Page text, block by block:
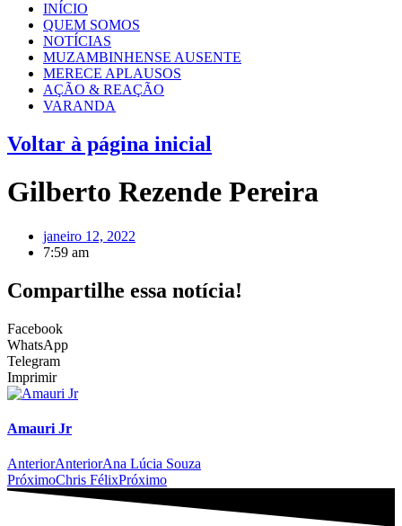
INÍCIO
QUEM SOMOS
NOTÍCIAS
MUZAMBINHENSE AUSENTE
MERECE APLAUSOS
AÇÃO & REAÇÃO
VARANDA
Voltar à página inicial
Gilberto Rezende Pereira
janeiro 12, 2022
7:59 am
Compartilhe essa notícia!
Facebook
WhatsApp
Telegram
Imprimir
Amauri Jr
AnteriorAnteriorAna Lúcia Souza
PróximoChris FélixPróximo